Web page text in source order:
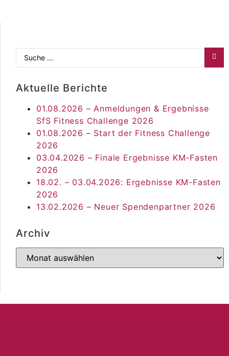
Aktuelle Berichte
01.08.2026 – Anmeldungen & Ergebnisse
SfS Fitness Challenge 2026
01.08.2026 – Start der Fitness Challenge
2026
03.04.2026 – Finale Ergebnisse KM-Fasten
2026
18.02. – 03.04.2026: Ergebnisse KM-Fasten
2026
13.02.2026 – Neuer Spendenpartner 2026
Archiv